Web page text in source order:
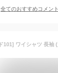
全てのおすすめコメント